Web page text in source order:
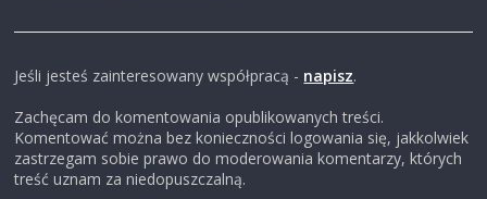
Jeśli jesteś zainteresowany współpracą - napisz.
Zachęcam do komentowania opublikowanych treści.
Komentować można bez konieczności logowania się, jakkolwiek
zastrzegam sobie prawo do moderowania komentarzy, których
treść uznam za niedopuszczalną.